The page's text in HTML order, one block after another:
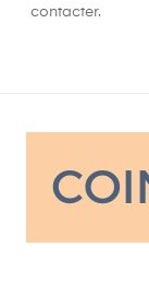
contacter.